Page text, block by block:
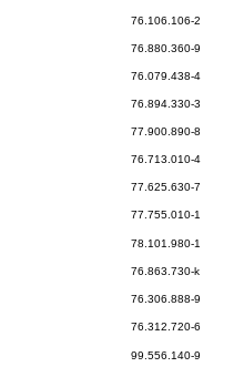
76.106.106-2
76.880.360-9
76.079.438-4
76.894.330-3
77.900.890-8
76.713.010-4
77.625.630-7
77.755.010-1
78.101.980-1
76.863.730-k
76.306.888-9
76.312.720-6
99.556.140-9